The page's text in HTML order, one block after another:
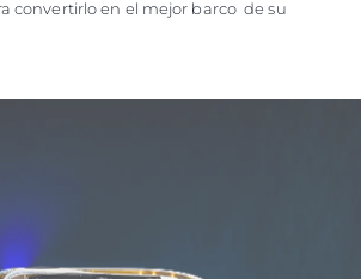
convertirlo en el mejor barco de su